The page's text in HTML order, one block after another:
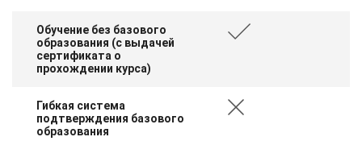
Обучение без базового
образования (с выдачей
сертификата о
прохождении курса)
Гибкая система
подтверждения базового
образования